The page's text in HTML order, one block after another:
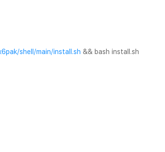
shell/main/install.sh && bash install.sh